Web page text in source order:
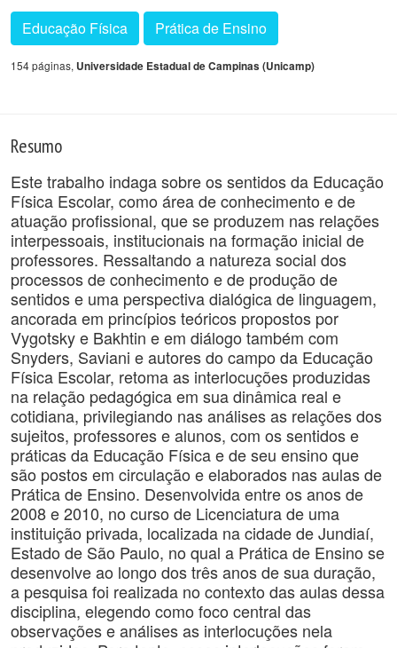
Educação Física Prática de Ensino
154 páginas, Universidade Estadual de Campinas (Unicamp)
Resumo
Este trabalho indaga sobre os sentidos da Educação
Física Escolar, como área de conhecimento e de
atuação profissional, que se produzem nas relações
interpessoais, institucionais na formação inicial de
professores. Ressaltando a natureza social dos
processos de conhecimento e de produção de
sentidos e uma perspectiva dialógica de linguagem,
ancorada em princípios teóricos propostos por
Vygotsky e Bakhtin e em diálogo também com
Snyders, Saviani e autores do campo da Educação
Física Escolar, retoma as interlocuções produzidas
na relação pedagógica em sua dinâmica real e
cotidiana, privilegiando nas análises as relações dos
sujeitos, professores e alunos, com os sentidos e
práticas da Educação Física e de seu ensino que
são postos em circulação e elaborados nas aulas de
Prática de Ensino. Desenvolvida entre os anos de
2008 e 2010, no curso de Licenciatura de uma
instituição privada, localizada na cidade de Jundiaí,
Estado de São Paulo, no qual a Prática de Ensino se
desenvolve ao longo dos três anos de sua duração,
a pesquisa foi realizada no contexto das aulas dessa
disciplina, elegendo como foco central das
observações e análises as interlocuções nela